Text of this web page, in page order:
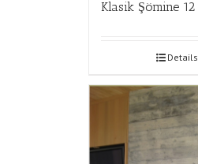
Klasik Şömine 12
Details